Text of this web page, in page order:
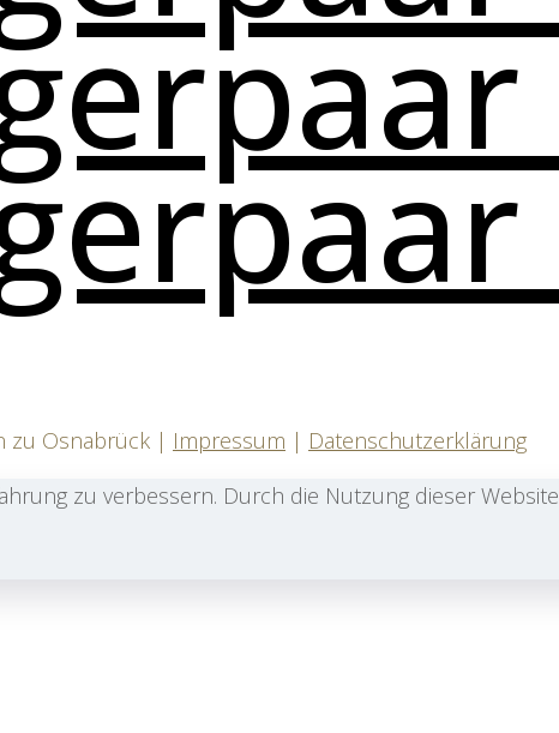
zu Osnabrück | Impressum | Datenschutzerklärung
zu verbessern. Durch die Nutzung dieser Website